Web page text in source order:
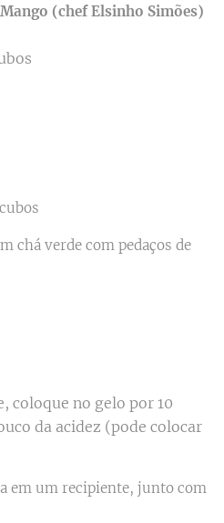
(chef Elsinho Simões)
chá verde com pedaços de
coloque no gelo por 10
da acidez (pode colocar
em um recipiente, junto com